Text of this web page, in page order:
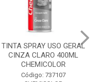
TINTA SPRAY USO GERAL
BRANCO FOSCO 400ML
CHEMICOLOR
Código: 737115
CHEMICOLOR